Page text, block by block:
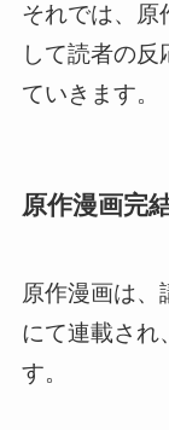
それでは、原
して読者の
ていきます。
原作漫画完
原作漫画は、
にて連載され
す。